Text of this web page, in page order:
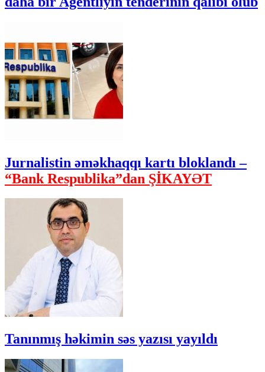
Jurnalistin əməkhaqqı kartı bloklandı –
“Bank Respublika”dan ŞİKAYƏT
Tanınmış həkimin səs yazısı yayıldı